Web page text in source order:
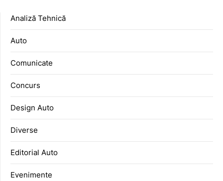
Analiză Tehnică
Auto
Comunicate
Concurs
Design Auto
Diverse
Editorial Auto
Evenimente